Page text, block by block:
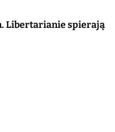
Libertarianie spierają